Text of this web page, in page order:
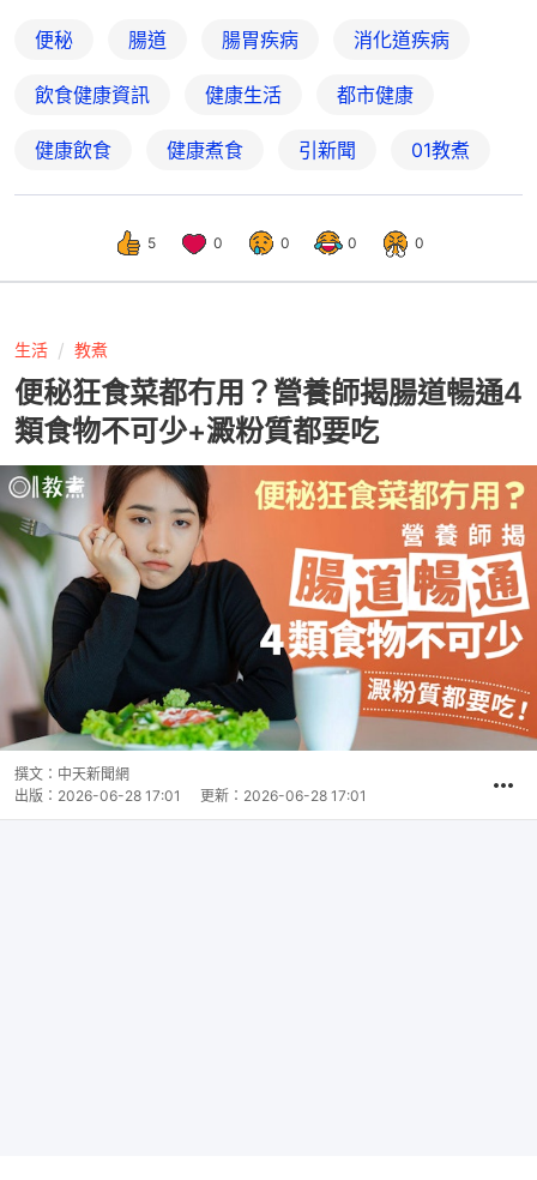
便秘 腸道 腸胃疾病 消化道疾病
飲食健康資訊 健康生活 都市健康
健康飲食 健康煮食 引新聞 01教煮
5 0 0 0 0
生活 教煮
便秘狂食菜都冇用？營養師揭腸道暢通4
類食物不可少+澱粉質都要吃
撰文： 中天新聞網
出版： 2026-06-28 17:01 更新： 2026-06-28 17:01